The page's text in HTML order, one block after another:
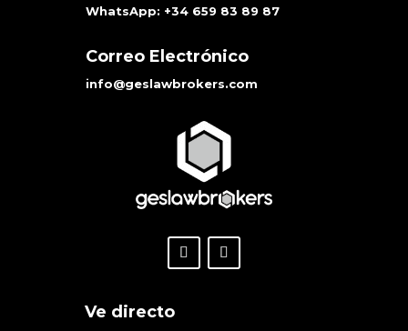
WhatsApp: +34 659 83 89 87
Correo Electrónico
info@geslawbrokers.com
Ve directo